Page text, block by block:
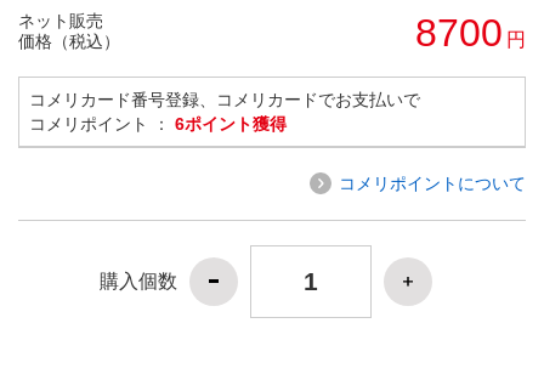
ネット販売
価格（税込）
8700 円
コメリカード番号登録、コメリカードでお支払いで
コメリポイント ： 6ポイント獲得
コメリポイントについて
購入個数